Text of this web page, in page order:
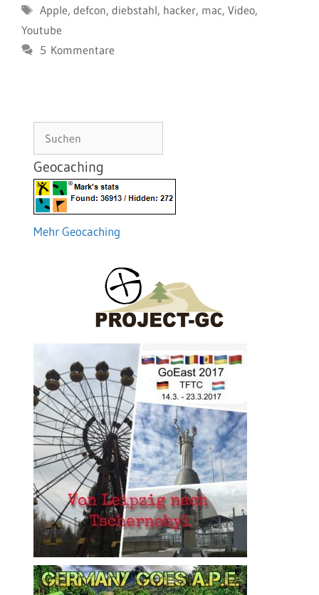
Schlagwörter
Apple, defcon, diebstahl, hacker, mac, Video,
Youtube
5 Kommentare
Geocaching
Mehr Geocaching